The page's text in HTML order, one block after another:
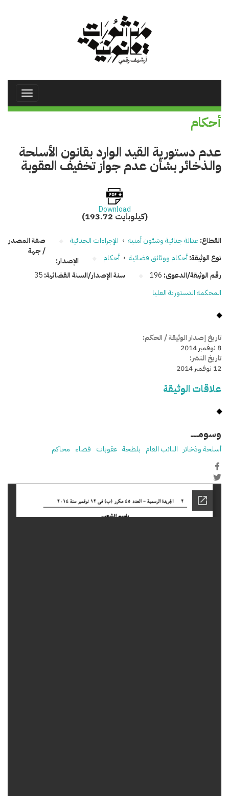
Toggle
أحكام
عدم دستورية القيد الوارد بقانون الأسلحة
والذخائر بشأن عدم جواز تخفيف العقوبة
Download
(193.72 كيلوبايت)
القطاع:عدالة جنائية وشئون أمنية › الإجراءات الجنائية
نوع الوثيقة:أحكام ووثائق قضائية › أحكام
رقم الوثيقة/الدعوى: 196 سنة الإصدار/السنة القضائية:35
صفة المصدر
/ جهة
الإصدار:
المحكمة الدستورية العليا
تاريخ إصدار الوثيقة / الحكم:
8 نوفمبر 2014
تاريخ النشر:
12 نوفمبر 2014
علاقات الوثيقة
وسومـــــ
أسلحة وذخائر النائب العام بلطجة عقوبات قضاء محاكم